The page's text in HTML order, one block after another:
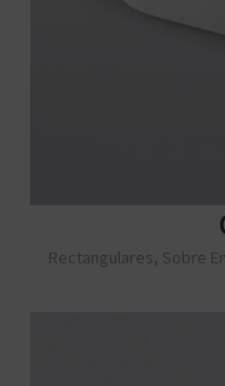
Rectangulares, Sobre